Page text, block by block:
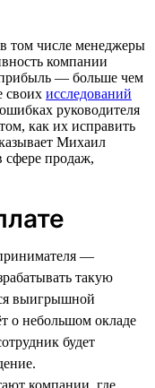
том числе менеджеры
компании
— больше чем
своих исследований
руководителя
как их исправить
Михаил
сфере продаж,
—
такую
выигрышной
о небольшом окладе
будет
компании, где